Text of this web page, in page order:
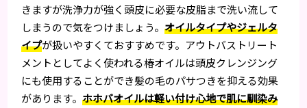
きますが洗浄力が強く頭皮に必要な皮脂まで洗い流して
しまうので気をつけましょう。オイルタイプやジェルタ
イプが扱いやすくておすすめです。アウトバストリート
メントとしてよく使われる椿オイルは頭皮クレンジング
にも使用することができ髪の毛のパサつきを抑える効果
があります。ホホバオイルは軽い付け心地で肌に馴染み